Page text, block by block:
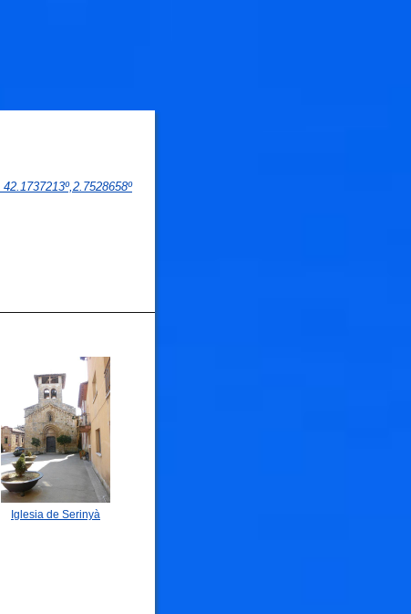
42.1737213º,2.7528658º
Iglesia de Serinyà